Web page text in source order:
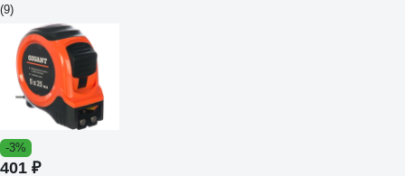
(9)
-3%
401 ₽